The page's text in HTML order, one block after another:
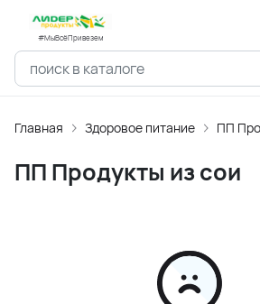
#МыВсёПривезем
Главная Здоровое питание ПП
ПП Продукты из сои